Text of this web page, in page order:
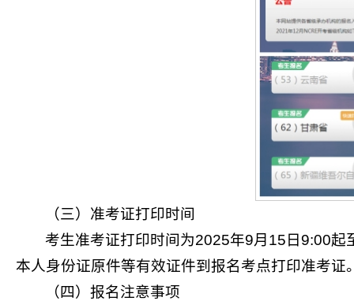
（三）准考证打印时间
考生准考证打印时间为2025年9月15日9:00
本人身份证原件等有效证件到报名考点打印准考证
（四）报名注意事项